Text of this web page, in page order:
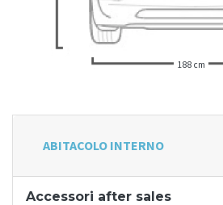
188 cm
ABITACOLO INTERNO
Accessori after sales